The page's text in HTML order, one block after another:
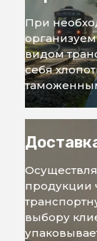
При
видом
себя
продукции
выбору